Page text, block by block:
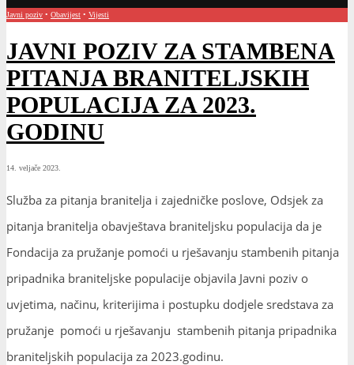
Javni poziv • Obavijest • Vijesti
JAVNI POZIV ZA STAMBENA
PITANJA BRANITELJSKIH
POPULACIJA ZA 2023.
GODINU
14. veljače 2023.
Služba za pitanja branitelja i zajedničke poslove, Odsjek za
pitanja branitelja obavještava braniteljsku populacija da je
Fondacija za pružanje pomoći u rješavanju stambenih pitanja
pripadnika braniteljske populacije objavila Javni poziv o
uvjetima, načinu, kriterijima i postupku dodjele sredstava za
pružanje pomoći u rješavanju stambenih pitanja pripadnika
braniteljskih populacija za 2023.godinu.